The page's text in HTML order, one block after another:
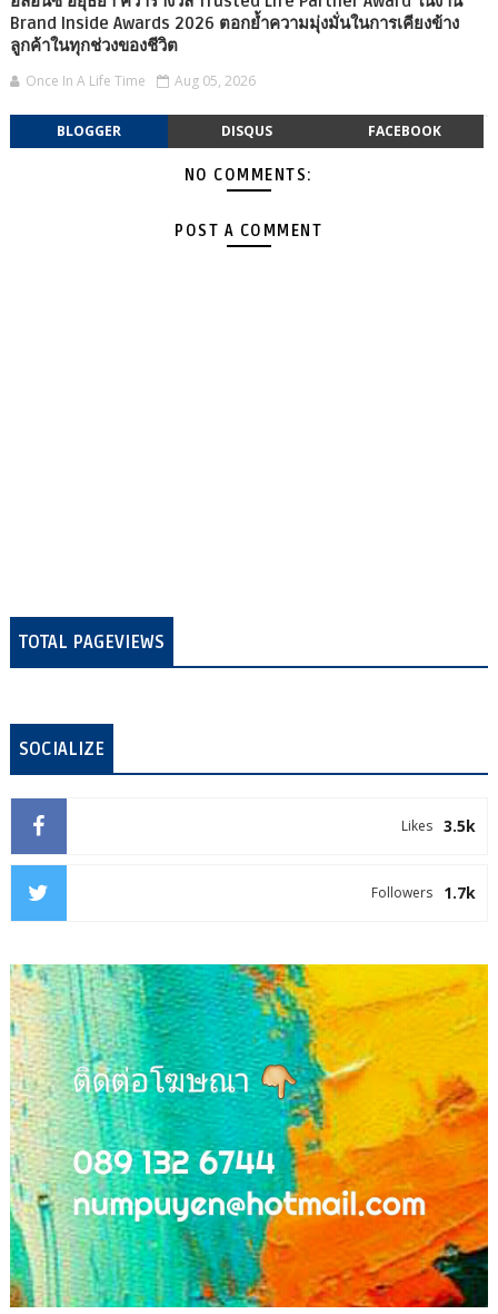
Brand Inside Awards 2026 ตอกย้ำความมุ่งมั่นในการเคียงข้าง
ลูกค้าในทุกช่วงของชีวิต
Once In A Life Time Aug 05, 2026
BLOGGER DISQUS FACEBOOK
NO COMMENTS:
POST A COMMENT
TOTAL PAGEVIEWS
SOCIALIZE
3.5k
Likes
1.7k
Followers